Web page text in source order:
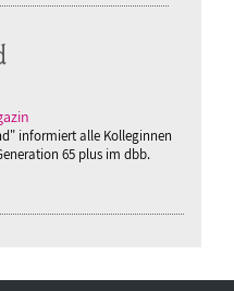
informiert alle Kolleginnen
65 plus im dbb.